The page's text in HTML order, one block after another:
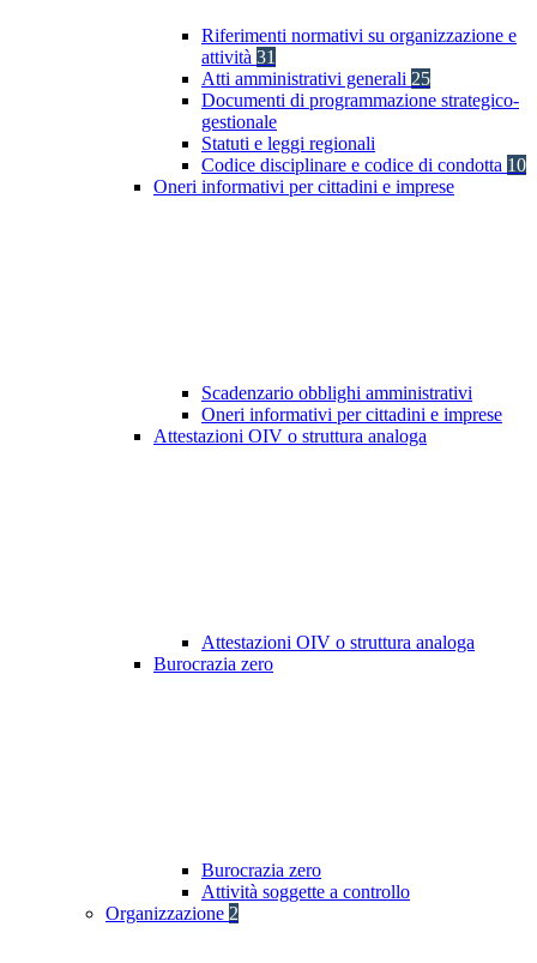
Riferimenti normativi su organizzazione e
attività 31
Atti amministrativi generali 25
Documenti di programmazione strategico-
gestionale
Statuti e leggi regionali
Codice disciplinare e codice di condotta 10
Oneri informativi per cittadini e imprese
Scadenzario obblighi amministrativi
Oneri informativi per cittadini e imprese
Attestazioni OIV o struttura analoga
Attestazioni OIV o struttura analoga
Burocrazia zero
Burocrazia zero
Attività soggette a controllo
Organizzazione 2